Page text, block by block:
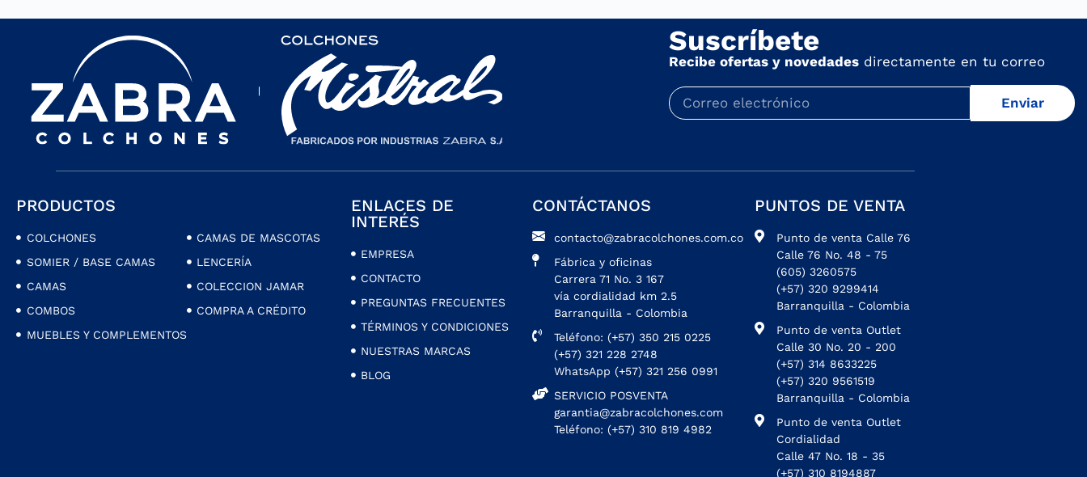
Suscríbete
Recibe ofertas y novedadesdirectamente en tu correo
Enviar
PRODUCTOS
COLCHONES
SOMIER / BASE CAMAS
CAMAS
COMBOS
MUEBLES Y COMPLEMENTOS
CAMAS DE MASCOTAS
LENCERÍA
COLECCION JAMAR
COMPRA A CRÉDITO
ENLACES DE
INTERÉS
EMPRESA
CONTACTO
PREGUNTAS FRECUENTES
TÉRMINOS Y CONDICIONES
NUESTRAS MARCAS
BLOG
CONTÁCTANOS
contacto@zabracolchones.com.co
Fábrica y oficinas
Carrera 71 No. 3 167
vía cordialidad km 2.5
Barranquilla - Colombia
Teléfono: (+57) 350 215 0225
(+57) 321 228 2748
WhatsApp (+57) 321 256 0991
SERVICIO POSVENTA
garantia@zabracolchones.com
Teléfono: (+57) 310 819 4982
PUNTOS DE VENTA
Punto de venta Calle 76
Calle 76 No. 48 - 75
(605) 3260575
(+57) 320 9299414
Barranquilla - Colombia
Punto de venta Outlet
Calle 30 No. 20 - 200
(+57) 314 8633225
(+57) 320 9561519
Barranquilla - Colombia
Punto de venta Outlet
Cordialidad
Calle 47 No. 18 - 35
(+57) 310 8194887